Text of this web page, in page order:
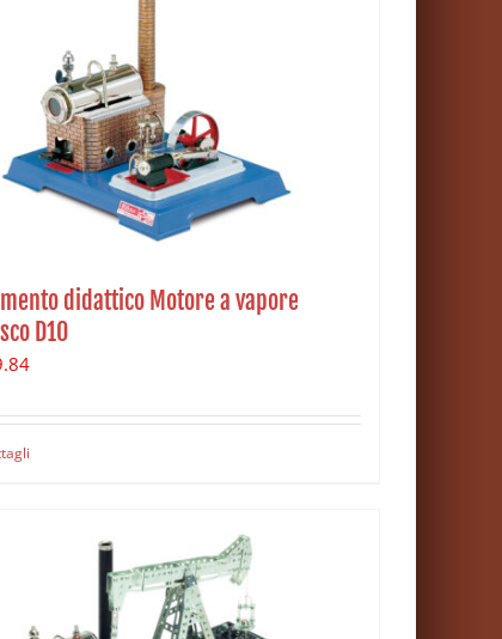
didattico Motore a vapore
D10